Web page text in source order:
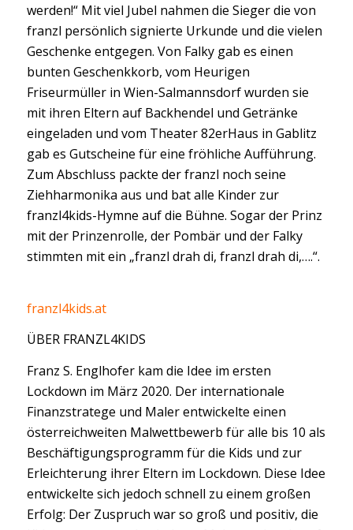
werden!“ Mit viel Jubel nahmen die Sieger die von
franzl persönlich signierte Urkunde und die vielen
Geschenke entgegen. Von Falky gab es einen
bunten Geschenkkorb, vom Heurigen
Friseurmüller in Wien-Salmannsdorf wurden sie
mit ihren Eltern auf Backhendel und Getränke
eingeladen und vom Theater 82erHaus in Gablitz
gab es Gutscheine für eine fröhliche Aufführung.
Zum Abschluss packte der franzl noch seine
Ziehharmonika aus und bat alle Kinder zur
franzl4kids-Hymne auf die Bühne. Sogar der Prinz
mit der Prinzenrolle, der Pombär und der Falky
stimmten mit ein „franzl drah di, franzl drah di,….“.
franzl4kids.at
ÜBER FRANZL4KIDS
Franz S. Englhofer kam die Idee im ersten
Lockdown im März 2020. Der internationale
Finanzstratege und Maler entwickelte einen
österreichweiten Malwettbewerb für alle bis 10 als
Beschäftigungsprogramm für die Kids und zur
Erleichterung ihrer Eltern im Lockdown. Diese Idee
entwickelte sich jedoch schnell zu einem großen
Erfolg: Der Zuspruch war so groß und positiv, die